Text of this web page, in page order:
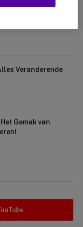
Je
Veranderende
Gemak van